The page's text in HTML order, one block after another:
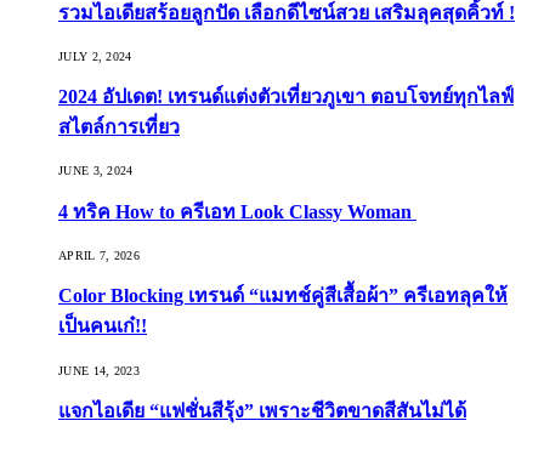
รวมไอเดียสร้อยลูกปัด เลือกดีไซน์สวย เสริมลุคสุดคิ้วท์ !
JULY 2, 2024
2024 อัปเดต! เทรนด์แต่งตัวเที่ยวภูเขา ตอบโจทย์ทุกไลฟ์
สไตล์การเที่ยว
JUNE 3, 2024
4 ทริค How to ครีเอท Look Classy Woman
APRIL 7, 2026
Color Blocking เทรนด์ “แมทช์คู่สีเสื้อผ้า” ครีเอทลุคให้
เป็นคนเก๋!!
JUNE 14, 2023
แจกไอเดีย “แฟชั่นสีรุ้ง” เพราะชีวิตขาดสีสันไม่ได้